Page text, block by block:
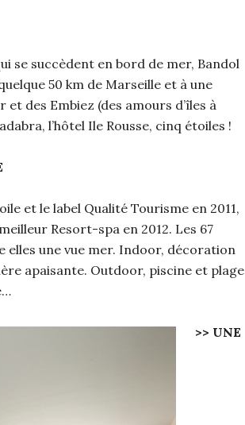
se succèdent en bord de mer, Bandol
50 km de Marseille et à une
des Embiez (des amours d’îles à
l’hôtel Ile Rousse, cinq étoiles !
et le label Qualité Tourisme en 2011,
Resort-spa en 2012. Les 67
elles une vue mer. Indoor, décoration
apaisante. Outdoor, piscine et plage
>> UNE